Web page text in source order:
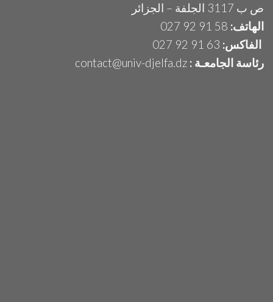
ص ب 3117 الجلفة – الجزائر
الهاتف:
الفاكس:
رئاسة الجامعـة : contact@univ-djelfa.dz